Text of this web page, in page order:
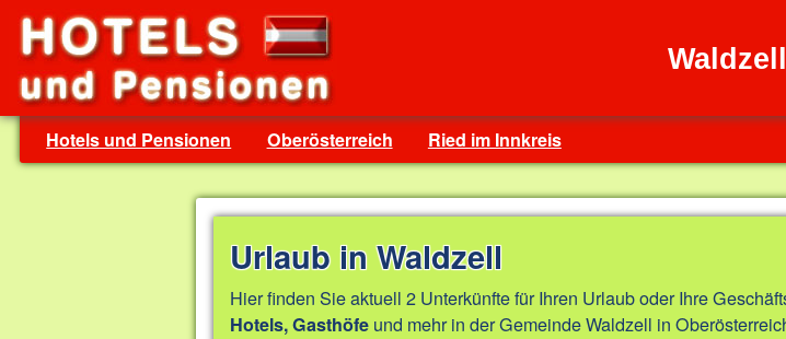
Hotels und Pensionen Oberösterreich Ried im Innkreis
Urlaub in Waldzell
Hier finden Sie aktuell 2 Unterkünfte für Ihren Urlaub oder Ihre
Hotels, Gasthöfe und mehr in der Gemeinde Waldzell in